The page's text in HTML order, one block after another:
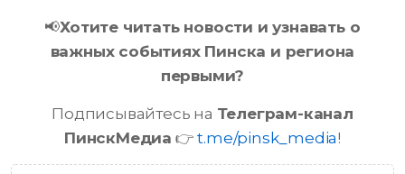
📢Хотите читать новости и узнавать о
важных событиях Пинска и региона
первыми?
Подписывайтесь на Телеграм-канал
ПинскМедиа 👉t.me/pinsk_media!